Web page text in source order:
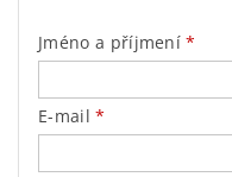
Jméno a příjmení
E-mail